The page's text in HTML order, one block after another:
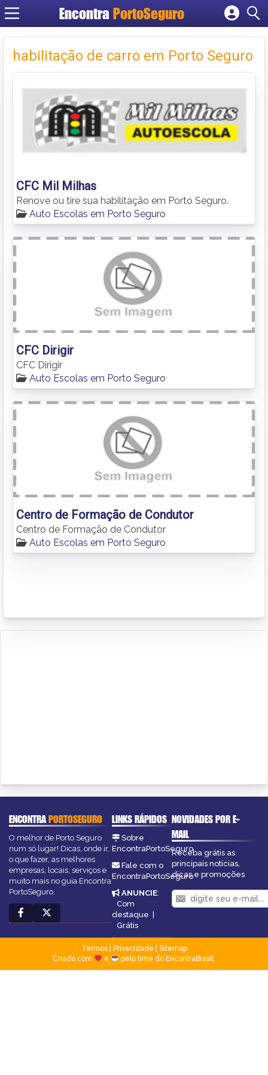
Encontra PortoSeguro
Cadastrar empresa
Criar conta
habilitação de carro em Porto Seguro
CFC Mil Milhas
Renove ou tire sua habilitação em Porto Seguro.
Auto Escolas em Porto Seguro
CFC Dirigir
CFC Dirigir
Auto Escolas em Porto Seguro
Centro de Formação de Condutor
Centro de Formação de Condutor
Auto Escolas em Porto Seguro
ENCONTRAPORTOSEGURO
O melhor de Porto Seguro
num só lugar! Dicas, onde ir,
o que fazer, as melhores
empresas, locais, serviços e
muito mais no guia Encontra
PortoSeguro.
LINKS RÁPIDOS
Sobre
EncontraPortoSeguro
Fale com o
EncontraPortoSeguro
ANUNCIE:
Com
destaque |
Grátis
NOVIDADES POR E-
MAIL
Receba grátis as
principais notícias,
dicas e promoções
Termos| Privacidade
Sitemap
Criado com
e pelo time do EncontraBrasil